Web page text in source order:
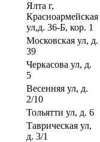
Ялта г,
Красноармейская
ул,д. 36-Б, кор. 1
Московская ул, д.
39
Черкасова ул, д.
5
Весенняя ул, д.
2/10
Тольятти ул, д. 6
Таврическая ул,
д. 3/1